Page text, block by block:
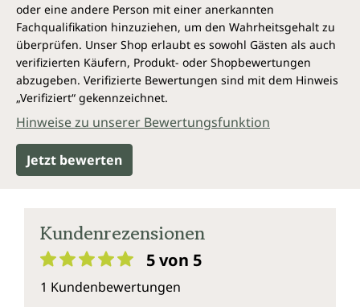
oder eine andere Person mit einer anerkannten
Fachqualifikation hinzuziehen, um den Wahrheitsgehalt zu
überprüfen. Unser Shop erlaubt es sowohl Gästen als auch
verifizierten Käufern, Produkt- oder Shopbewertungen
abzugeben. Verifizierte Bewertungen sind mit dem Hinweis
„Verifiziert“ gekennzeichnet.
Hinweise zu unserer Bewertungsfunktion
Jetzt bewerten
Kundenrezensionen
5 von 5
1 Kundenbewertungen